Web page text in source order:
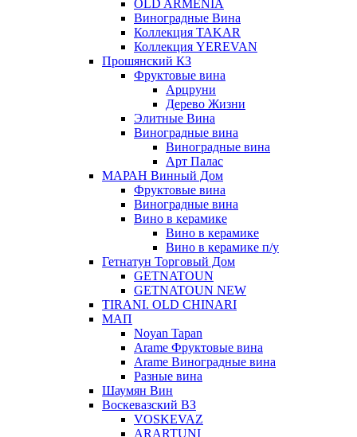
OLD ARMENIA
Виноградные Вина
Коллекция TAKAR
Коллекция YEREVAN
Прошянский КЗ
Фруктовые вина
Арцруни
Дерево Жизни
Элитные Вина
Виноградные вина
Виноградные вина
Арт Палас
МАРАН Винный Дом
Фруктовые вина
Виноградные вина
Вино в керамике
Вино в керамике
Вино в керамике п/у
Гетнатун Торговый Дом
GETNATOUN
GETNATOUN NEW
TIRANI. OLD CHINARI
МАП
Noyan Tapan
Arame Фруктовые вина
Arame Виноградные вина
Разные вина
Шаумян Вин
Воскевазский ВЗ
VOSKEVAZ
ARARTUNI